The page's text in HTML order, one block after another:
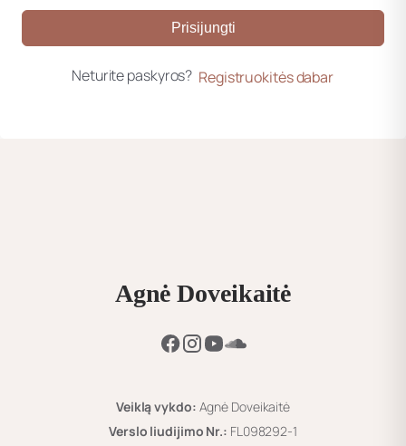
Prisijungti
Neturite paskyros? Registruokitės dabar
Agnė Doveikaitė
Veiklą vykdo: Agnė Doveikaitė
Verslo liudijimo Nr.: FL098292-1